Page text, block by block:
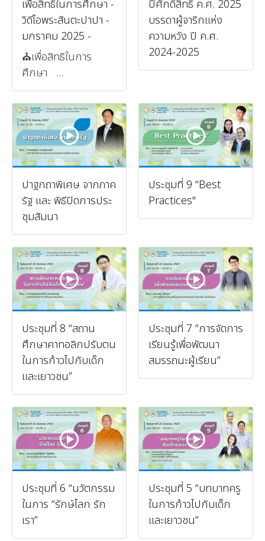
เพื่อสิทธิในการศึกษา -
วิดีโอพระสันตะปาปา -
มกราคม 2025 -
⛪️เพื่อสิทธิในการ
ศึกษา ...
ปีศักดิ์สิทธิ์ ค.ศ. 2025
บรรดาผู้จาริกแห่ง
ความหวัง ปี ค.ศ.
2024-2025
ปาฐกถาพิเศษ จากภาค
รัฐ และ พิธีปิดการประ
ชุมสัมนา
ประชุมที่ 9 “Best
Practices"
ประชุมที่ 8 “สถาน
ศึกษาคาทอลิกปรับตน
ในการก้าวไปกับเด็ก
และเยาวชน”
ประชุมที่ 7 “การจัดการ
เรียนรู้เพื่อพัฒนา
สมรรถนะผู้เรียน”
ประชุมที่ 6 “นวัตกรรม
ในการ “รักษ์โลก รัก
เรา”
ประชุมที่ 5 “บทบาทครู
ในการก้าวไปกับเด็ก
และเยาวชน”